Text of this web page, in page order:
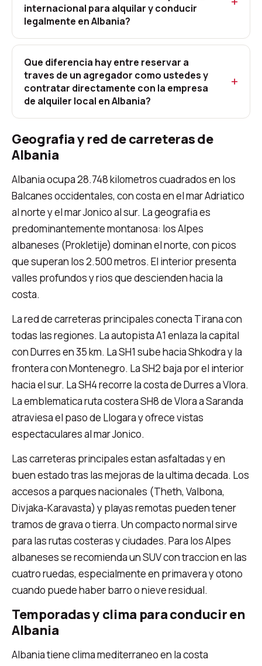
internacional para alquilar y conducir
legalmente en Albania?
Que diferencia hay entre reservar a
traves de un agregador como ustedes y
contratar directamente con la empresa
de alquiler local en Albania?
Geografia y red de carreteras de
Albania
Albania ocupa 28.748 kilometros cuadrados en los
Balcanes occidentales, con costa en el mar Adriatico
al norte y el mar Jonico al sur. La geografia es
predominantemente montanosa: los Alpes
albaneses (Prokletije) dominan el norte, con picos
que superan los 2.500 metros. El interior presenta
valles profundos y rios que descienden hacia la
costa.
La red de carreteras principales conecta Tirana con
todas las regiones. La autopista A1 enlaza la capital
con Durres en 35 km. La SH1 sube hacia Shkodra y la
frontera con Montenegro. La SH2 baja por el interior
hacia el sur. La SH4 recorre la costa de Durres a Vlora.
La emblematica ruta costera SH8 de Vlora a Saranda
atraviesa el paso de Llogara y ofrece vistas
espectaculares al mar Jonico.
Las carreteras principales estan asfaltadas y en
buen estado tras las mejoras de la ultima decada. Los
accesos a parques nacionales (Theth, Valbona,
Divjaka-Karavasta) y playas remotas pueden tener
tramos de grava o tierra. Un compacto normal sirve
para las rutas costeras y ciudades. Para los Alpes
albaneses se recomienda un SUV con traccion en las
cuatro ruedas, especialmente en primavera y otono
cuando puede haber barro o nieve residual.
Temporadas y clima para conducir en
Albania
Albania tiene clima mediterraneo en la costa